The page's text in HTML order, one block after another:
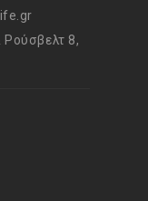
Ρούσβελτ 8,